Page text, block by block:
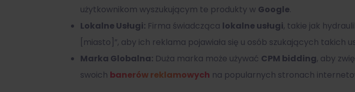
użytkownikom wyszukującym te produkty w Google.
Lokalne Usługi: Firma świadcząca lokalne usługi, takie jak
[miasto]”, aby ich reklama pojawiała się u osób szukających takich
Marka Globalna: Duża marka może używać CPM bidding, aby
swoich banerów reklamowych na popularnych stronach